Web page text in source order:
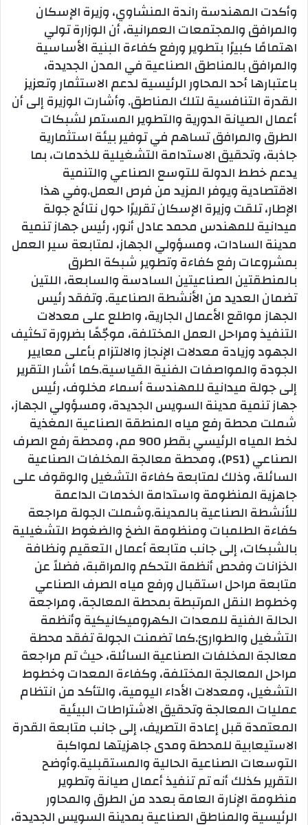
وأكدت المهندسة راندة المنشاوي، وزيرة الإسكان
والمرافق والمجتمعات العمرانية، أن الوزارة تولي
اهتمامًا كبيرًا بتطوير ورفع كفاءة البنية الأساسية
والمرافق بالمناطق الصناعية في المدن الجديدة،
باعتبارها أحد المحاور الرئيسية لدعم الاستثمار وتعزيز
القدرة التنافسية لتلك المناطق. وأشارت الوزيرة إلى أن
أعمال الصيانة الدورية والتطوير المستمر لشبكات
الطرق والمرافق تساهم في توفير بيئة استثمارية
جاذبة، وتحقيق الاستدامة التشغيلية للخدمات، بما
يدعم خطط الدولة للتوسع الصناعي والتنمية
الاقتصادية ويوفر المزيد من فرص العمل.وفي هذا
الإطار، تلقت وزيرة الإسكان تقريرًا حول نتائج جولة
ميدانية للمهندس محمد عادل أنور، رئيس جهاز تنمية
مدينة السادات، ومسؤولي الجهاز، لمتابعة سير العمل
بمشروعات رفع كفاءة وتطوير شبكة الطرق
بالمنطقتين الصناعيتين السادسة والسابعة، اللتين
تضمان العديد من الأنشطة الصناعية. وتفقد رئيس
الجهاز مواقع الأعمال الجارية، واطلع على معدلات
التنفيذ ومراحل العمل المختلفة، موجّهًا بضرورة تكثيف
الجهود وزيادة معدلات الإنجاز والالتزام بأعلى معايير
الجودة والمواصفات الفنية القياسية.كما أشار التقرير
إلى جولة ميدانية للمهندسة أسماء مخلوف، رئيس
جهاز تنمية مدينة السويس الجديدة، ومسؤولي الجهاز،
شملت محطة رفع مياه المنطقة الصناعية المغذية
لخط المياه الرئيسي بقطر 900 مم، ومحطة رفع الصرف
الصناعي (PS1)، ومحطة معالجة المخلفات الصناعية
السائلة، وذلك لمتابعة كفاءة التشغيل والوقوف على
جاهزية المنظومة واستدامة الخدمات الداعمة
للأنشطة الصناعية بالمدينة.وشملت الجولة مراجعة
كفاءة الطلمبات ومنظومة الضخ والضغوط التشغيلية
بالشبكات، إلى جانب متابعة أعمال التعقيم ونظافة
الخزانات وفحص أنظمة التحكم والمراقبة، فضلاً عن
متابعة مراحل استقبال ورفع مياه الصرف الصناعي
وخطوط النقل المرتبطة بمحطة المعالجة، ومراجعة
الحالة الفنية للمعدات الكهروميكانيكية وأنظمة
التشغيل والطوارئ.كما تضمنت الجولة تفقد محطة
معالجة المخلفات الصناعية السائلة، حيث تم مراجعة
مراحل المعالجة المختلفة، وكفاءة المعدات وخطوط
التشغيل، ومعدلات الأداء اليومية، والتأكد من انتظام
عمليات المعالجة وتحقيق الاشتراطات البيئية
المعتمدة قبل إعادة التصريف، إلى جانب متابعة القدرة
الاستيعابية للمحطة ومدى جاهزيتها لمواكبة
التوسعات الصناعية الحالية والمستقبلية.وأوضح
التقرير كذلك أنه تم تنفيذ أعمال صيانة وتطوير
منظومة الإنارة العامة بعدد من الطرق والمحاور
الرئيسية والمناطق الصناعية بمدينة السويس الجديدة،